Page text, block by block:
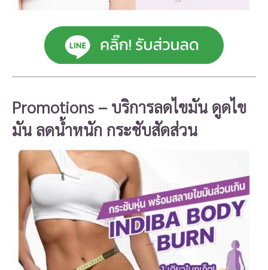
Promotions – บริการลดไขมัน ดูดไข
มัน ลดน้ำหนัก กระชับสัดส่วน